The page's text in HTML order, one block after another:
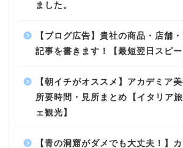
ました。
【ブログ広告】貴社の商品・店舗
記事を書きます！【最短翌日スピー
【朝イチがオススメ】アカデミア
所要時間・見所まとめ【イタリア
ェ観光】
【青の洞窟がダメでも大丈夫！】